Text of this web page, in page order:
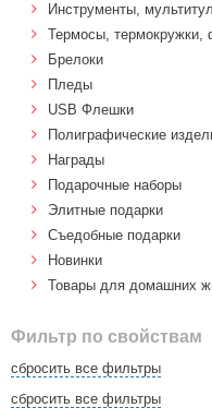
Инструменты,
Термосы, термокружки,
Брелоки
Пледы
USB Флешки
Полиграфические
Награды
Подарочные наборы
Элитные подарки
Cъедобные подарки
Новинки
Товары для домашних
Фильтр по свойствам
сбросить все фильтры
сбросить все фильтры